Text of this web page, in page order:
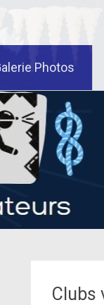
Photos
Clubs